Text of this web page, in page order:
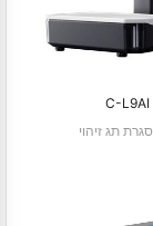
C-L9AI